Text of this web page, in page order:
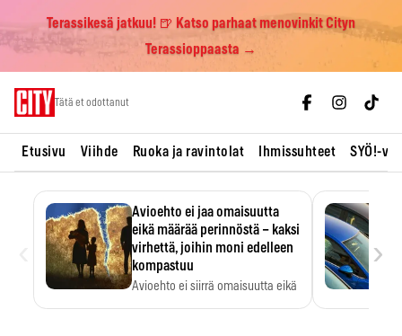
Terassikesä jatkuu! 🍺 Katso parhaat menovinkit Cityn
Terassioppaasta →
Tätä et odottanut
Etusivu Viihde Ruoka ja ravintolat Ihmissuhteet SYÖ!-
Avioehto ei jaa omaisuutta
eikä määrää perinnöstä – kaksi
virhettä, joihin moni edelleen
kompastuu
Avioehto ei siirrä omaisuutta eikä
›